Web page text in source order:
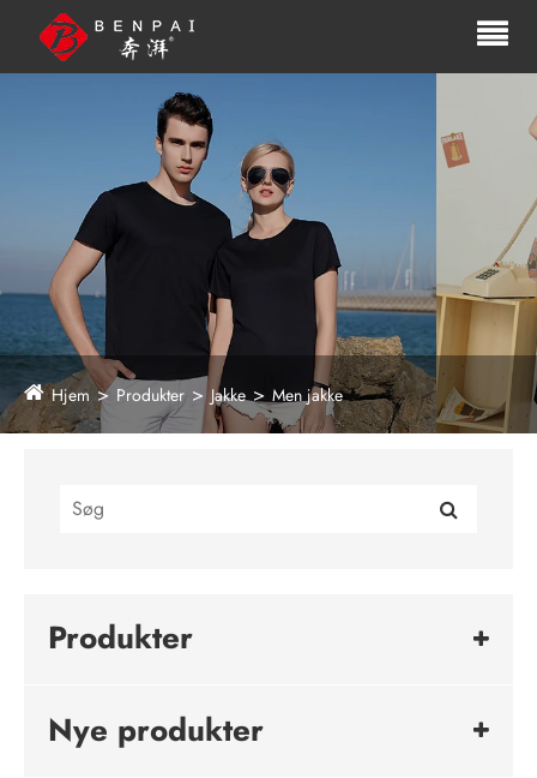
Hjem Produkter Jakke Men jakke
Produkter
Nye produkter